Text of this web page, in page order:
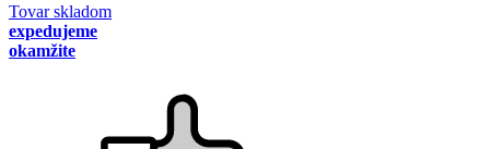
Tovar skladom
expedujeme
okamžite